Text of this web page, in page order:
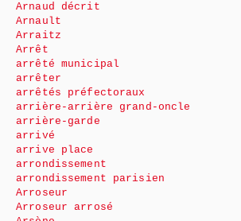
Arnaud décrit
Arnault
Arraitz
Arrêt
arrêté municipal
arrêter
arrêtés préfectoraux
arrière-arrière grand-oncle
arrière-garde
arrivé
arrive place
arrondissement
arrondissement parisien
Arroseur
Arroseur arrosé